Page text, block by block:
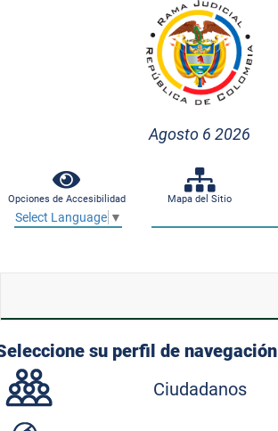
Agosto 6 2026
Opciones de Accesibilidad Mapa del Sitio
Select Language ▼
su perfil de navegación
Ciudadanos